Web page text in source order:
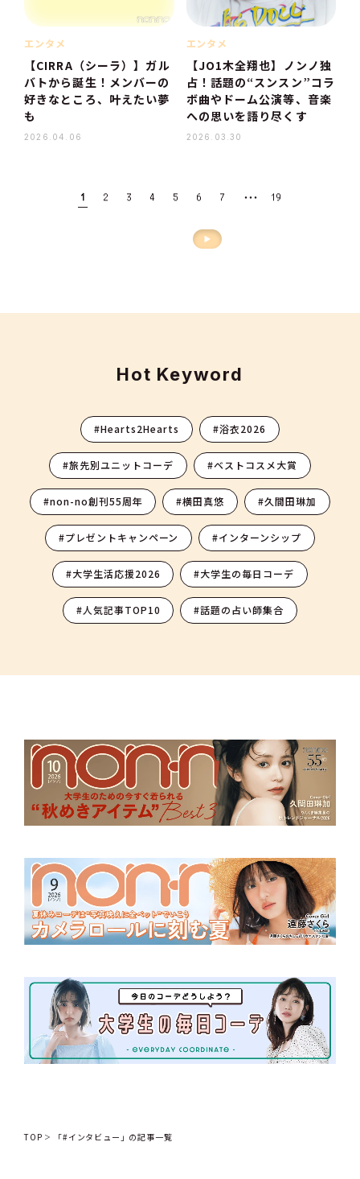
エンタメ
【CIRRA（シーラ）】ガル
バトから誕生！メンバーの
好きなところ、叶えたい夢
も
2026.04.06
エンタメ
【JO1木全翔也】ノンノ独
占！話題の“スンスン”コラ
ボ曲やドーム公演等、音楽
への思いを語り尽くす
2026.03.30
1 2 3 4 5 6 7 ・・・ 19
Hot Keyword
#Hearts2Hearts #浴衣2026
#旅先別ユニットコーデ #ベストコスメ大賞
#non-no創刊55周年 #横田真悠 #久間田琳加
#プレゼントキャンペーン #インターンシップ
#大学生活応援2026 #大学生の毎日コーデ
#人気記事TOP10 #話題の占い師集合
TOP 「#インタビュー」の記事一覧